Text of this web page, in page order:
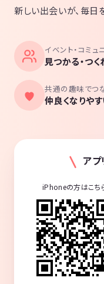
新しい出会いが、毎日
イベント・コミュ
見つかる・つく
共通の趣味でつ
仲良くなりや
アプ
iPhoneの方はこち